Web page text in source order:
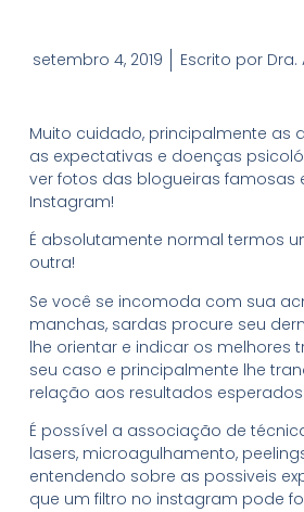
setembro 4, 2019 Escrito porDra.
Muito cuidado, principalmente as
as expectativas e doenças
ver fotos das blogueiras famosas
Instagram!
É absolutamente normal termos
outra!
Se você se incomoda com sua
manchas, sardas procure seu
lhe orientar e indicar os melhores
seu caso e principalmente lhe
relação aos resultados esperados!
É possível a associação de
lasers, microagulhamento,
entendendo sobre as possiveis
que um filtro no instagram pode